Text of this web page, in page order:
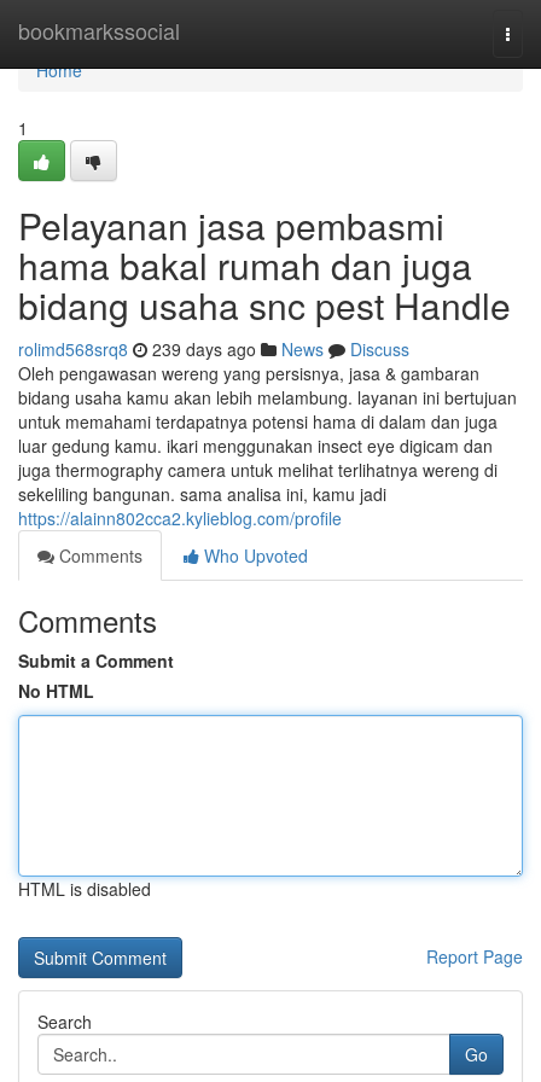
bookmarkssocial
Home
Home
1
Pelayanan jasa pembasmi
hama bakal rumah dan juga
bidang usaha snc pest Handle
rolimd568srq8 239 days ago News
Discuss
Oleh pengawasan wereng yang persisnya, jasa & gambaran
bidang usaha kamu akan lebih melambung. layanan ini bertujuan
untuk memahami terdapatnya potensi hama di dalam dan juga
luar gedung kamu. ikari menggunakan insect eye digicam dan
juga thermography camera untuk melihat terlihatnya wereng di
sekeliling bangunan. sama analisa ini, kamu jadi
https://alainn802cca2.kylieblog.com/profile
Comments
Who Upvoted
Comments
Submit a Comment
No HTML
HTML is disabled
Report Page
Search
Go